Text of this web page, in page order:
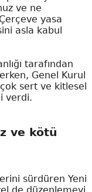
ve ne
yasa
asla kabul
tarafından
Genel Kurul
sert ve kitlesel
verdi.
ve kötü
sürdüren Yeni